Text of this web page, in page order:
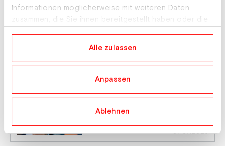
Informationen möglicherweise mit weiteren Daten
zusammen, die Sie ihnen bereitgestellt haben oder die
Alle zulassen
Anpassen
Ablehnen
gesucht!
Artikel lesen
ÖSV-Stellungnahme zur IOC-
Entscheidung
Artikel lesen 07.07.2026